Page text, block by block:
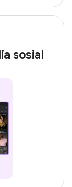
sosial